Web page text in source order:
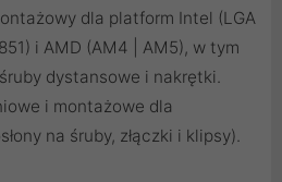
dla platform Intel (LGA
i AMD (AM4 | AM5), w tym
dystansowe i nakrętki.
i montażowe dla
na śruby, złączki i klipsy).